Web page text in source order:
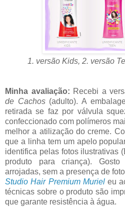
1. versão Kids, 2. versão
Minha avaliação: Recebi a
de Cachos(adulto). A
retirada se faz por válvula
confeccionado com polímeros
melhor a atilização do creme.
que a linha tem um apelo
identifica pelas fotos ilustrativas
produto para criança).
arrojadas, sem a presença de
Studio Hair Premium Murieleu
técnicas sobre o produto são
que garante resistência à água.